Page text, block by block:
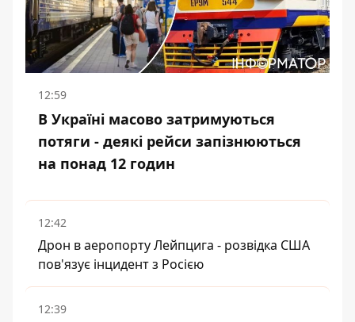
12:59
В Україні масово затримуються
потяги - деякі рейси запізнюються
на понад 12 годин
12:42
Дрон в аеропорту Лейпцига - розвідка США
пов'язує інцидент з Росією
12:39